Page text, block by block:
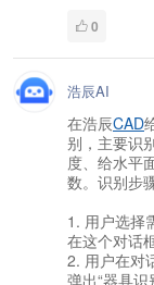
0
浩辰AI
在浩辰CAD
别，主要识
度、给水平
数。识别步
1. 用户选择
在这个对话
2. 用户在对
弹出“器具